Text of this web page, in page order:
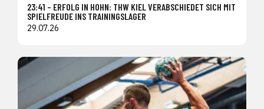
23:41 – ERFOLG IN HOHN: THW KIEL VERABSCHIEDET SICH MIT
SPIELFREUDE INS TRAININGSLAGER
29.07.26